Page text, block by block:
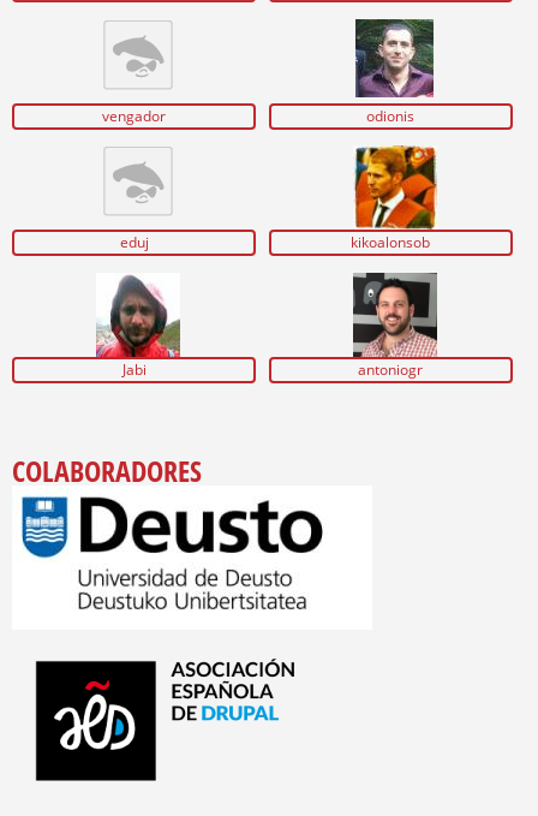
vengador odionis
eduj kikoalonsob
Jabi antoniogr
COLABORADORES